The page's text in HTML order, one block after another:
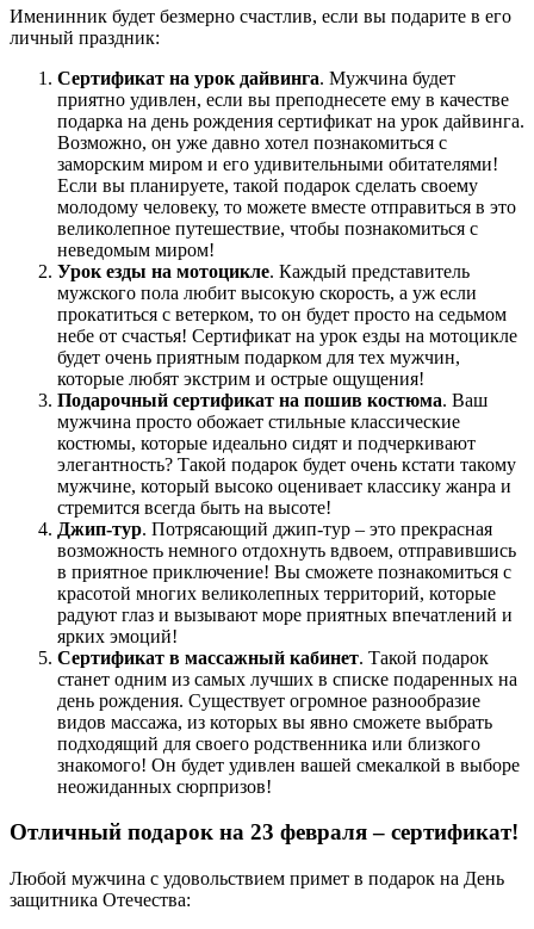
Именинник будет безмерно счастлив, если вы подарите в его
личный праздник:
Сертификат на урок дайвинга. Мужчина будет
приятно удивлен, если вы преподнесете ему в качестве
подарка на день рождения сертификат на урок дайвинга.
Возможно, он уже давно хотел познакомиться с
заморским миром и его удивительными обитателями!
Если вы планируете, такой подарок сделать своему
молодому человеку, то можете вместе отправиться в это
великолепное путешествие, чтобы познакомиться с
неведомым миром!
Урок езды на мотоцикле. Каждый представитель
мужского пола любит высокую скорость, а уж если
прокатиться с ветерком, то он будет просто на седьмом
небе от счастья! Сертификат на урок езды на мотоцикле
будет очень приятным подарком для тех мужчин,
которые любят экстрим и острые ощущения!
Подарочный сертификат на пошив костюма. Ваш
мужчина просто обожает стильные классические
костюмы, которые идеально сидят и подчеркивают
элегантность? Такой подарок будет очень кстати такому
мужчине, который высоко оценивает классику жанра и
стремится всегда быть на высоте!
Джип-тур. Потрясающий джип-тур – это прекрасная
возможность немного отдохнуть вдвоем, отправившись
в приятное приключение! Вы сможете познакомиться с
красотой многих великолепных территорий, которые
радуют глаз и вызывают море приятных впечатлений и
ярких эмоций!
Сертификат в массажный кабинет. Такой подарок
станет одним из самых лучших в списке подаренных на
день рождения. Существует огромное разнообразие
видов массажа, из которых вы явно сможете выбрать
подходящий для своего родственника или близкого
знакомого! Он будет удивлен вашей смекалкой в выборе
неожиданных сюрпризов!
Отличный подарок на 23 февраля – сертификат!
Любой мужчина с удовольствием примет в подарок на День
защитника Отечества: